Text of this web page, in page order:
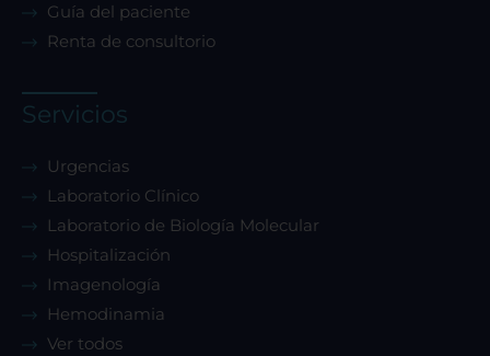
Guía del paciente
Renta de consultorio
Servicios
Urgencias
Laboratorio Clínico
Laboratorio de Biología Molecular
Hospitalización
Imagenología
Hemodinamia
Ver todos